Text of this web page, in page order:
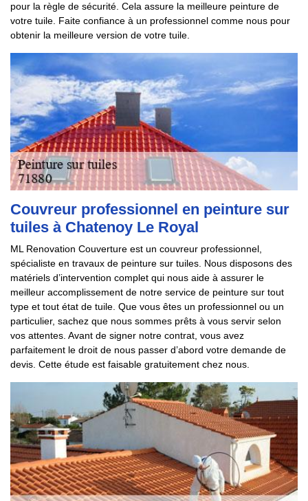
pour la règle de sécurité. Cela assure la meilleure peinture de
votre tuile. Faite confiance à un professionnel comme nous pour
obtenir la meilleure version de votre tuile.
Couvreur professionnel en peinture sur
tuiles à Chatenoy Le Royal
ML Renovation Couverture est un couvreur professionnel,
spécialiste en travaux de peinture sur tuiles. Nous disposons des
matériels d’intervention complet qui nous aide à assurer le
meilleur accomplissement de notre service de peinture sur tout
type et tout état de tuile. Que vous êtes un professionnel ou un
particulier, sachez que nous sommes prêts à vous servir selon
vos attentes. Avant de signer notre contrat, vous avez
parfaitement le droit de nous passer d’abord votre demande de
devis. Cette étude est faisable gratuitement chez nous.